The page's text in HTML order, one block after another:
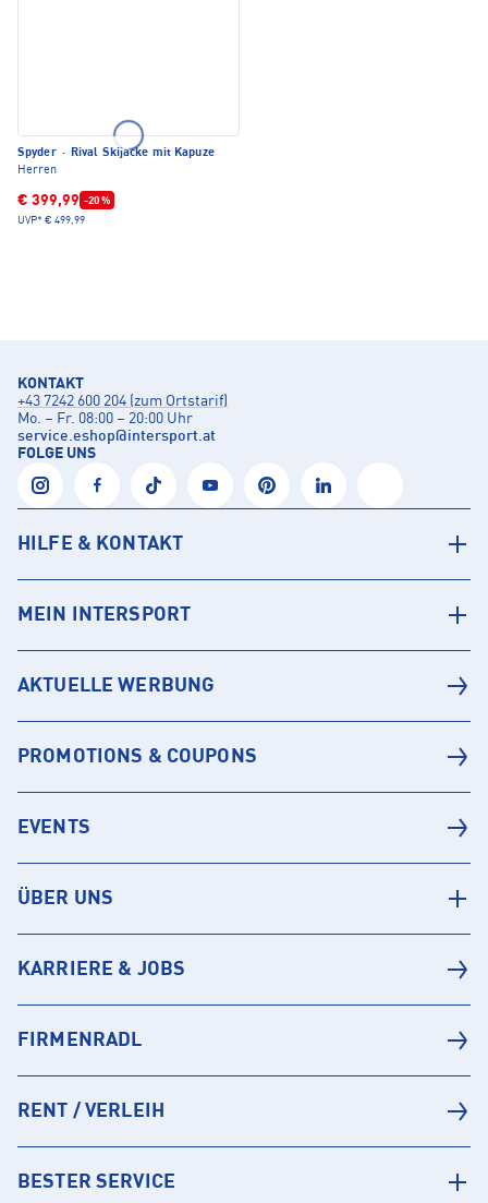
Spyder · Rival Skijacke mit Kapuze
Herren
€ 399,99 -20 %
UVP* € 499,99
KONTAKT
+43 7242 600 204 (zum Ortstarif)
Mo. – Fr. 08:00 – 20:00 Uhr
service.eshop@intersport.at
FOLGE UNS
HILFE & KONTAKT
MEIN INTERSPORT
AKTUELLE WERBUNG
PROMOTIONS & COUPONS
EVENTS
ÜBER UNS
KARRIERE & JOBS
FIRMENRADL
RENT / VERLEIH
BESTER SERVICE